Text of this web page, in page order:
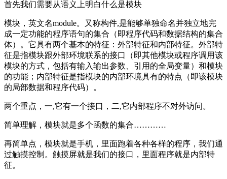
首先我们需要从语义上明白什么是模块
模块，英文名module。又称构件,是能够单独命名并独立地完
成一定功能的程序语句的集合（即程序代码和数据结构的集合
体）。它具有两个基本的特征：外部特征和内部特征。外部特
征是指模块跟外部环境联系的接口（即其他模块或程序调用该
模块的方式，包括有输入输出参数、引用的全局变量）和模块
的功能；内部特征是指模块的内部环境具有的特点（即该模块
的局部数据和程序代码）。
两个重点，一,它有一个接口，二,它内部程序不对外访问。
简单理解，模块就是多个函数的集合…………
再简单点，模块就是手机，里面跑着各种各样的程序，我们通
过触摸控制。触摸屏就是我们的接口，里面程序就是内部特
征。